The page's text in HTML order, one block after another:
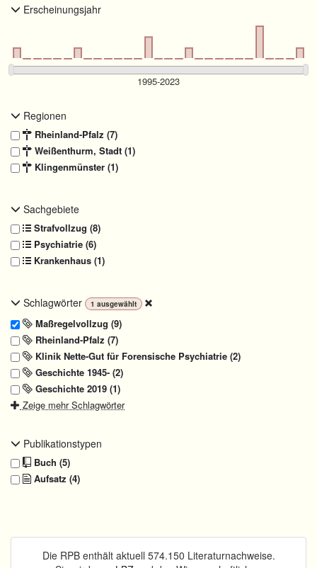
Erscheinungsjahr
Regionen
Rheinland-Pfalz (7)
Weißenthurm, Stadt (1)
Klingenmünster (1)
Sachgebiete
Strafvollzug (8)
Psychiatrie (6)
Krankenhaus (1)
Schlagwörter 1 ausgewählt
Maßregelvollzug (9)
Rheinland-Pfalz (7)
Klinik Nette-Gut für Forensische Psychiatrie (2)
Geschichte 1945- (2)
Geschichte 2019 (1)
Zeige mehr Schlagwörter
Publikationstypen
Buch (5)
Aufsatz (4)
Die RPB enthält aktuell 574.150 Literaturnachweise.